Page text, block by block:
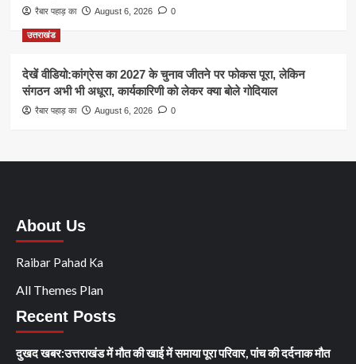
रैबार पहाड़ का August 6, 2026 0
उत्तराखंड
देखें वीडियो:कांग्रेस का 2027 के चुनाव जीतने पर फोकस पूरा, लेकिन
संगठन अभी भी अधूरा, कार्यकारिणी को लेकर क्या बोले गोदियाल
रैबार पहाड़ का August 6, 2026 0
About Us
Raibar Pahad Ka
All Themes Plan
Recent Posts
दुखद खबर:उत्तराखंड में मौत की खाई में समाया पूरा परिवार, पांच की दर्दनाक मौत